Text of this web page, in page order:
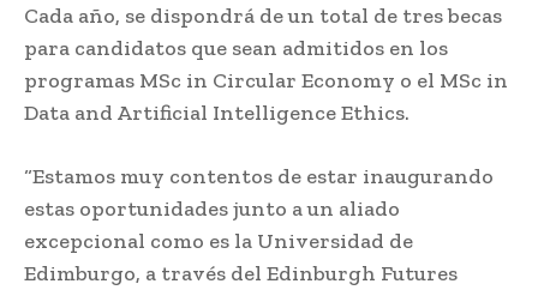
Cada año, se dispondrá de un total de tres becas
para candidatos que sean admitidos en los
programas MSc in Circular Economy o el MSc in
Data and Artificial Intelligence Ethics.
“Estamos muy contentos de estar inaugurando
estas oportunidades junto a un aliado
excepcional como es la Universidad de
Edimburgo, a través del Edinburgh Futures